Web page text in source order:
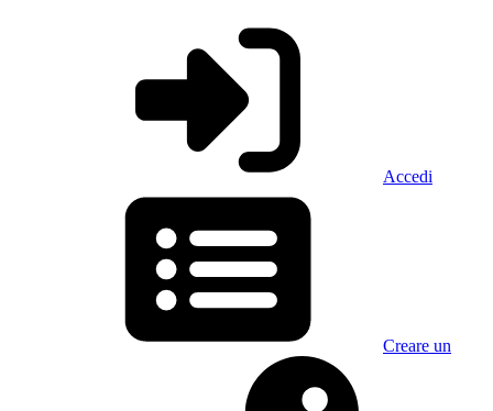
Accedi
Creare un